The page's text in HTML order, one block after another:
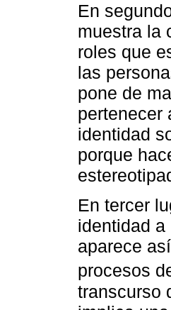
En
muestra la
roles que
las
pone de
pertenecer
identidad
porque
En tercer
identidad
aparece
procesos
transcurso